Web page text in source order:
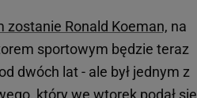
zostanie Ronald Koeman, na
sportowym będzie teraz
dwóch lat - ale był jednym z
który we wtorek podał się